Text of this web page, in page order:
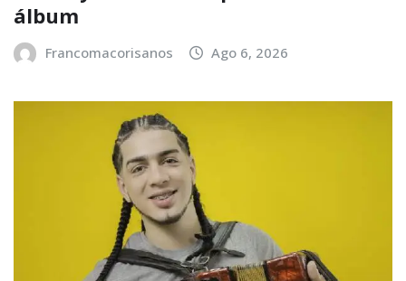
álbum
Francomacorisanos Ago 6, 2026